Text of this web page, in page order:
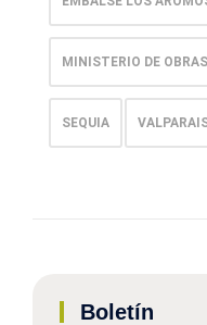
MINISTERIO DE
SEQUIA
Boletín